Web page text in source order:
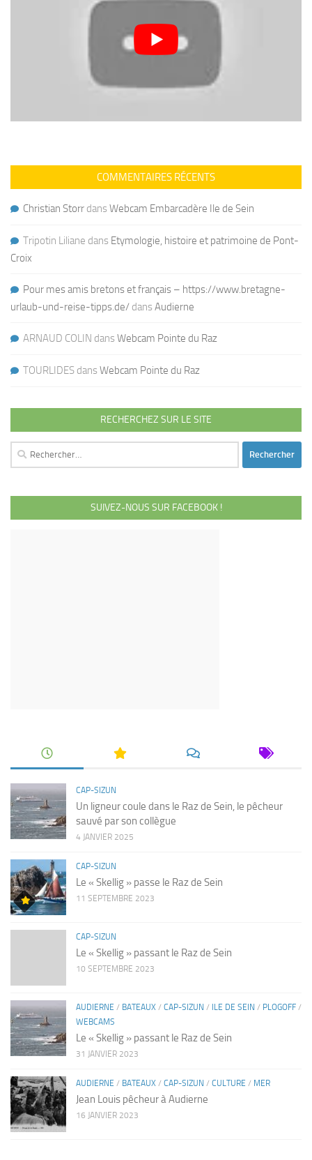
COMMENTAIRES RÉCENTS
Christian Storr dans Webcam Embarcadère Ile de Sein
Tripotin Liliane dans Etymologie, histoire et patrimoine de Pont-
Croix
Pour mes amis bretons et français – https://www.bretagne-
urlaub-und-reise-tipps.de/ dans Audierne
ARNAUD COLIN dans Webcam Pointe du Raz
TOURLIDES dans Webcam Pointe du Raz
RECHERCHEZ SUR LE SITE
Rechercher :
SUIVEZ-NOUS SUR FACEBOOK !
CAP-SIZUN
Un ligneur coule dans le Raz de Sein, le pêcheur
sauvé par son collègue
4 JANVIER 2025
CAP-SIZUN
Le « Skellig » passe le Raz de Sein
11 SEPTEMBRE 2023
CAP-SIZUN
Le « Skellig » passant le Raz de Sein
10 SEPTEMBRE 2023
AUDIERNE / BATEAUX / CAP-SIZUN / ILE DE SEIN / PLOGOFF /
WEBCAMS
Le « Skellig » passant le Raz de Sein
31 JANVIER 2023
AUDIERNE / BATEAUX / CAP-SIZUN / CULTURE / MER
Jean Louis pêcheur à Audierne
16 JANVIER 2023